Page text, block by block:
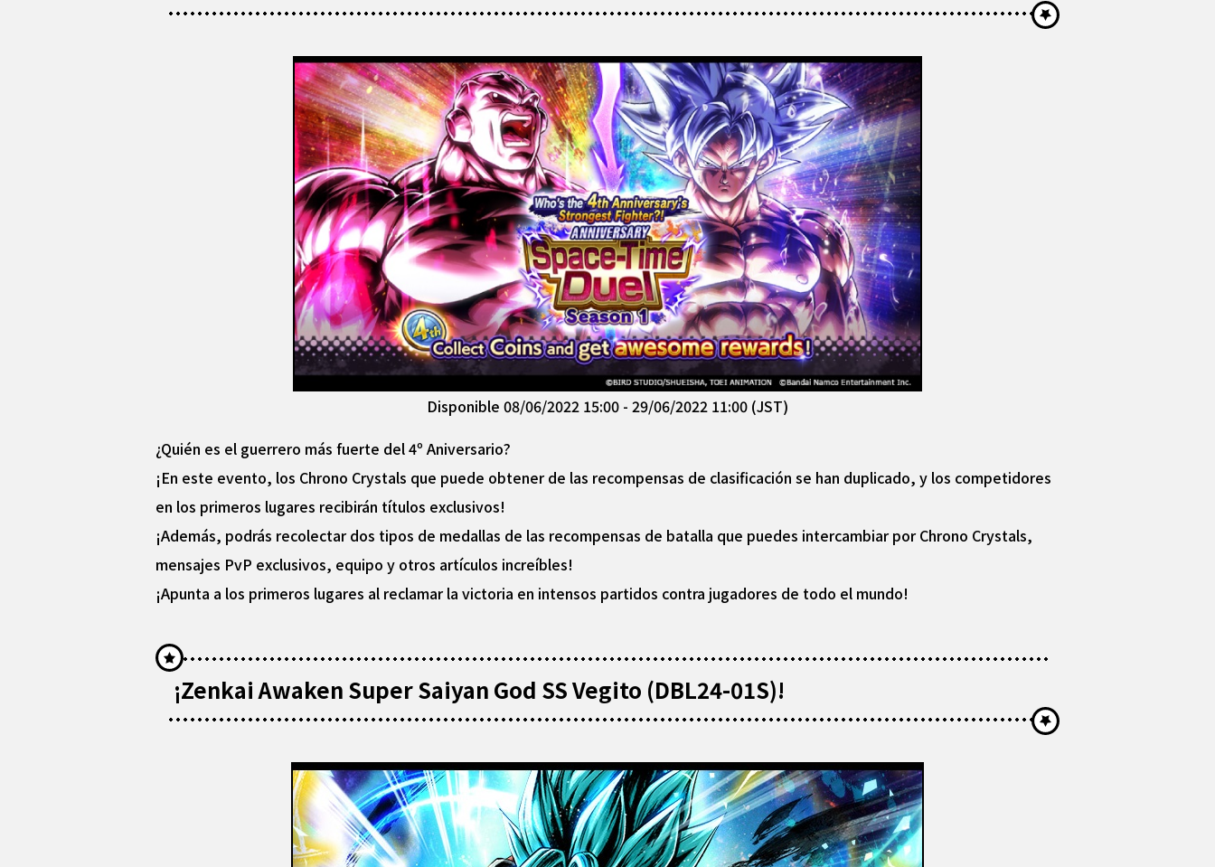
Disponible 08/06/2022 15:00 - 29/06/2022 11:00 (JST)
¿Quién es el guerrero más fuerte del 4º Aniversario?
¡En este evento, los Chrono Crystals que puede obtener de las recompensas de clasificación se han duplicado, y los competidores
en los primeros lugares recibirán títulos exclusivos!
¡Además, podrás recolectar dos tipos de medallas de las recompensas de batalla que puedes intercambiar por Chrono Crystals,
mensajes PvP exclusivos, equipo y otros artículos increíbles!
¡Apunta a los primeros lugares al reclamar la victoria en intensos partidos contra jugadores de todo el mundo!
¡Zenkai Awaken Super Saiyan God SS Vegito (DBL24-01S)!